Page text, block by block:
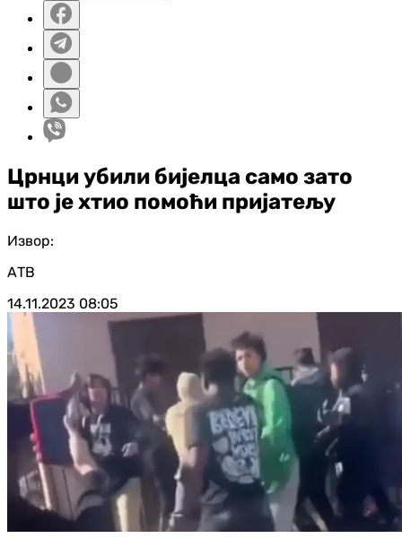
Црнци убили бијелца само зато
што је хтио помоћи пријатељу
Извор:
АТВ
14.11.2023 08:05